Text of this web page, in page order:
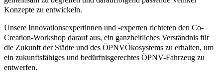
Konzepte zu entwickeln.
Unsere Innovationsexpertinnen und -experten richteten den Co-
Creation-Workshop darauf aus, ein ganzheitliches Verständnis für
die Zukunft der Städte und des ÖPNVÖkosystems zu erhalten, um
ein zukunftsfähiges und bedürfnisgerechtes ÖPNV-Fahrzeug zu
entwerfen.